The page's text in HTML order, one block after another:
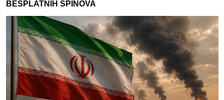
BESPLATNIH SPINOVA